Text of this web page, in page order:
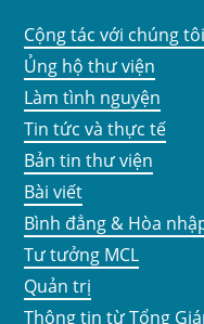
Cộng tác với chúng tôi
Ủng hộ thư viện
Làm tình nguyện
Tin tức và thực tế
Bản tin thư viện
Bài viết
Bình đẳng & Hòa
Tư tưởng MCL
Quản trị
Thông tin từ Tổng